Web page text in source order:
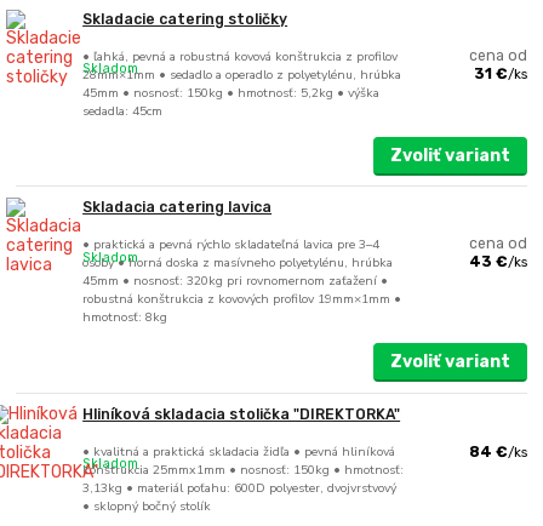
Skladacie catering stoličky
• ľahká, pevná a robustná kovová konštrukcia z profilov
28mm×1mm • sedadlo a operadlo z polyetylénu, hrúbka
45mm • nosnosť: 150kg • hmotnosť: 5,2kg • výška
sedadla: 45cm
cena od
31 €/ks
Skladom
Zvoliť variant
Skladacia catering lavica
• praktická a pevná rýchlo skladateľná lavica pre 3–4
osoby • horná doska z masívneho polyetylénu, hrúbka
45mm • nosnosť: 320kg pri rovnomernom zaťažení •
robustná konštrukcia z kovových profilov 19mm×1mm •
hmotnosť: 8kg
cena od
43 €/ks
Skladom
Zvoliť variant
Hliníková skladacia stolička "DIREKTORKA"
• kvalitná a praktická skladacia židľa • pevná hliníková
konštrukcia 25mmx1mm • nosnosť: 150kg • hmotnosť:
3,13kg • materiál poťahu: 600D polyester, dvojvrstvový
• sklopný bočný stolík
84 €/ks
Skladom